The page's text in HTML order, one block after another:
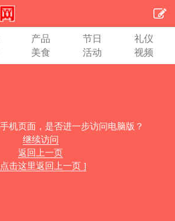
产品 节日
礼仪
美食 活动 视频
机页面，是否进一步访问电脑版？
继续访问
返回上一页
击这里返回上一页 ]